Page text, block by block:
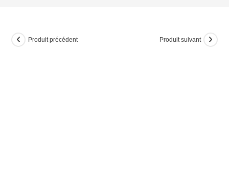
Produit précédent Produit suivant